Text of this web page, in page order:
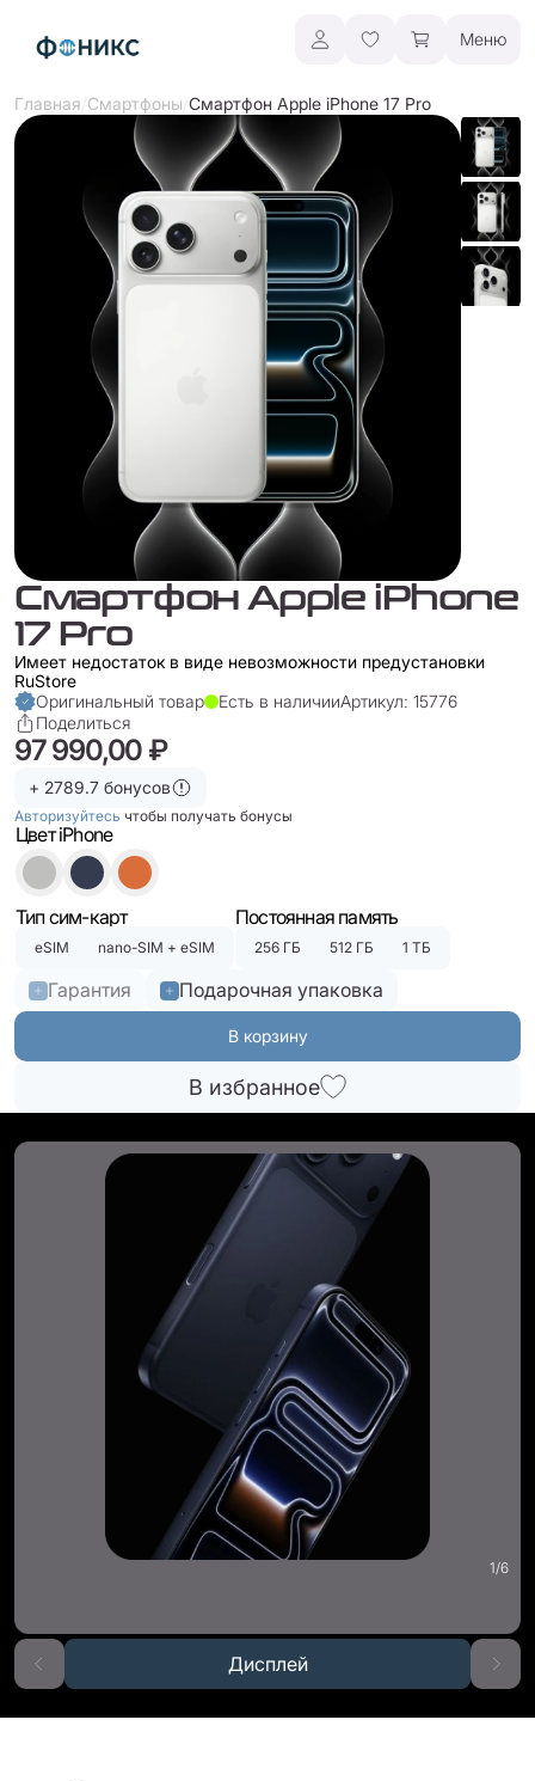
Меню
Главная/Смартфоны/Смартфон Apple iPhone 17 Pro
Смартфон Apple iPhone
17 Pro
Имеет недостаток в виде невозможности предустановки
RuStore
Оригинальный товар
Есть в наличииАртикул: 15776
Поделиться
97 990,00 ₽
+ 2789.7 бонусов
Авторизуйтесь чтобы получать бонусы
Цвет iPhone
Тип сим-карт
eSIM nano-SIM + eSIM
Постоянная память
256 ГБ 512 ГБ 1 ТБ
Гарантия Подарочная упаковка
В корзину
В избранное
1/6
Дисплей